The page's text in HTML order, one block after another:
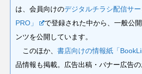
は、会員向けのデジタルチラシ配信サ
PRO」
で登録された中から、一般公
ンツを公開しています。
このほか、 書店向けの情報紙「
品情報も掲載。広告出稿・バナー広告